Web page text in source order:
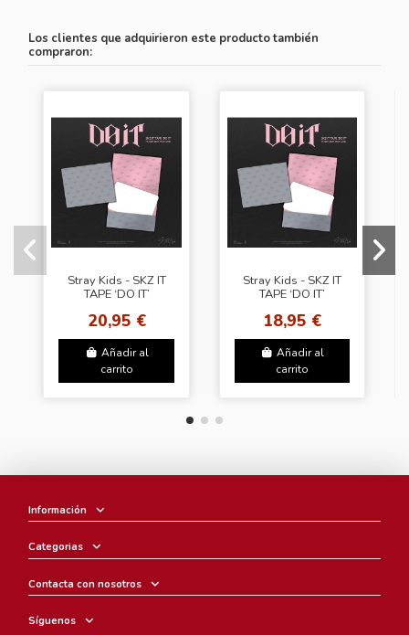
Los clientes que adquirieron este producto también
compraron:
Stray Kids - SKZ IT
TAPE ‘DO IT’
+ Random Photocard
(SW)
20,95 €
Añadir al
carrito
Stray Kids - SKZ IT
TAPE ‘DO IT’
+ + Random
Photocard (BDM)
18,95 €
Añadir al
carrito
Información
Categorias
Contacta con nosotros
Síguenos